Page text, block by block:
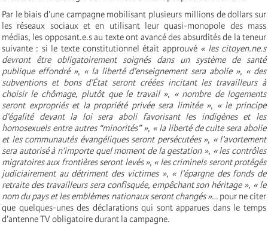
Par le biais d’une campagne mobilisant plusieurs millions de dollars sur
les réseaux sociaux et en utilisant leur quasi-monopole des mass
médias, les opposant.e.s au texte ont avancé des absurdités de la teneur
suivante : si le texte constitutionnel était approuvé « les citoyen.ne.s
devront être obligatoirement soignés dans un système de santé
publique effondré », « la liberté d’enseignement sera abolie », « des
subventions et bons d’État seront créées incitant les travailleurs à
choisir le chômage, plutôt que le travail », « nombre de logements
seront expropriés et la propriété privée sera limitée », « le principe
d’égalité devant la loi sera aboli favorisant les indigènes et les
homosexuels entre autres “minorités” », « la liberté de culte sera abolie
et les communautés évangéliques seront persécutées », « l’avortement
sera autorisé à n’importe quel moment de la gestation », « les contrôles
migratoires aux frontières seront levés », « les criminels seront protégés
judiciairement au détriment des victimes », « l’épargne des fonds de
retraite des travailleurs sera confisquée, empêchant son héritage », « le
nom du pays et les emblèmes nationaux seront changés »… pour ne citer
que quelques-unes des déclarations qui sont apparues dans le temps
d’antenne TV obligatoire durant la campagne.